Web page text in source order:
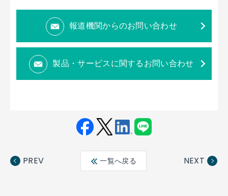
報道機関からのお問い合わせ
製品・サービスに関するお問い合わせ
ebo ter
edin
PREV 一覧へ戻る NEXT